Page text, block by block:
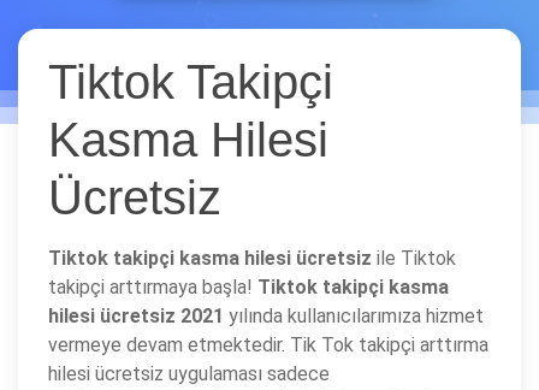
Tiktok Takipçi
Kasma Hilesi
Ücretsiz
Tiktok takipçi kasma hilesi ücretsiz ile Tiktok
takipçi arttırmaya başla! Tiktok takipçi kasma
hilesi ücretsiz 2021 yılında kullanıcılarımıza hizmet
vermeye devam etmektedir. Tik Tok takipçi arttırma
hilesi ücretsiz uygulaması sadece